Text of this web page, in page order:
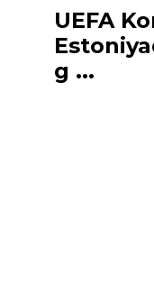
UEFA
g ...